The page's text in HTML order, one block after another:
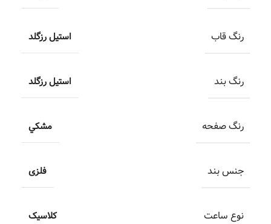
رنگ قاب استيل رزگلد
رنگ بند استيل رزگلد
رنگ صفحه مشکي
جنس بند فلزی
نوع ساعت کلاسیک